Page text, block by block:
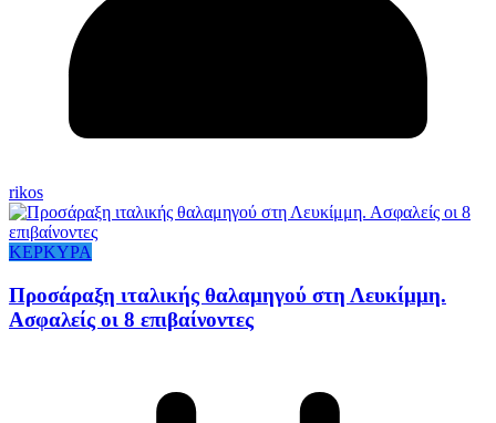
rikos
ΚΕΡΚΥΡΑ
Προσάραξη ιταλικής θαλαμηγού στη Λευκίμμη.
Ασφαλείς οι 8 επιβαίνοντες